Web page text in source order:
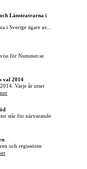
Länsteatrarna i
i Sverige ägare av...
för Nummer.se.
val 2014
Varje år utser
står för närvarande
och regissören